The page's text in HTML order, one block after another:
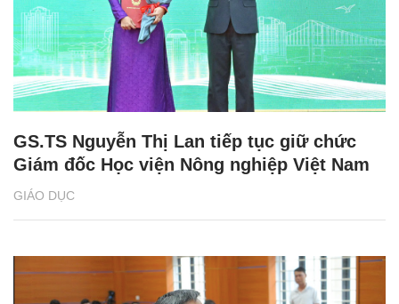
GIÁO DỤC
GS.TS Nguyễn Thị Lan tiếp tục giữ chức
Giám đốc Học viện Nông nghiệp Việt Nam